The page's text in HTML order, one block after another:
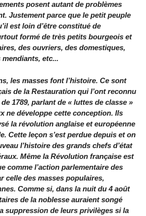
posent autant de problèmes
Justement parce que le petit peuple
est loin d’être constitué de
formé de très petits bourgeois et
des ouvriers, des domestiques,
etc...
les masses font l’histoire. Ce sont
de la Restauration qui l’ont reconnu
1789, parlant de « luttes de classe »
ne développe cette conception. Ils
la révolution anglaise et européenne
Cette leçon s’est perdue depuis et on
l’histoire des grands chefs d’état
Même la Révolution française est
comme l’action parlementaire des
celle des masses populaires,
Comme si, dans la nuit du 4 août
de la noblesse auraient songé
suppression de leurs privilèges si la